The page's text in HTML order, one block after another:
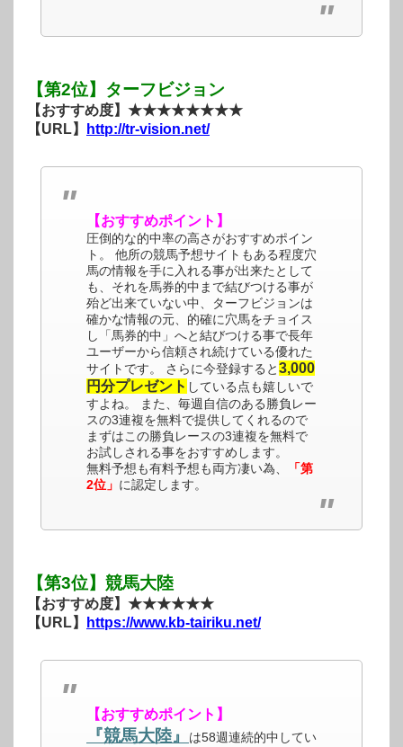
【第2位】ターフビジョン
【おすすめ度】★★★★★★★★
【URL】
http://tr-vision.net/
【おすすめポイント】
圧倒的な的中率の高さがおすすめポイン
ト。 他所の競馬予想サイトもある程度穴
馬の情報を手に入れる事が出来たとして
も、それを馬券的中まで結びつける事が
殆ど出来ていない中、ターフビジョンは
確かな情報の元、的確に穴馬をチョイス
し「馬券的中」へと結びつける事で長年
ユーザーから信頼され続けている優れた
サイトです。 さらに今登録すると3,000
円分プレゼント している点も嬉しいで
すよね。 また、毎週自信のある勝負レー
スの3連複を無料で提供してくれるので
まずはこの勝負レースの3連複を無料で
お試しされる事をおすすめします。
無料予想も有料予想も両方凄い為、
「第
2位」 に認定します。
【第3位】競馬大陸
【おすすめ度】★★★★★★
【URL】
https://www.kb-tairiku.net/
【おすすめポイント】
『競馬大陸』
は58週連続的中してい